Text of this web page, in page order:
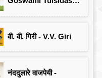
वी. वी. गिरी - V.V. Giri
नंददुलारे वाजपेयी -